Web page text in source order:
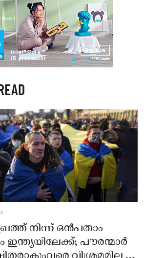
നിന്ന് ഒൻപതാം
ഇന്ത്യയിലേക്ക്; പൗരന്മാർ